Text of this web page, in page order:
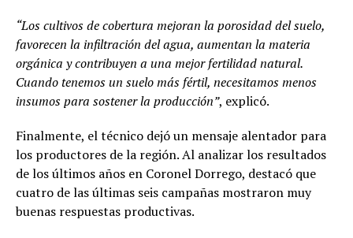
“Los cultivos de cobertura mejoran la porosidad del suelo,
favorecen la infiltración del agua, aumentan la materia
orgánica y contribuyen a una mejor fertilidad natural.
Cuando tenemos un suelo más fértil, necesitamos menos
insumos para sostener la producción”, explicó.
Finalmente, el técnico dejó un mensaje alentador para
los productores de la región. Al analizar los resultados
de los últimos años en Coronel Dorrego, destacó que
cuatro de las últimas seis campañas mostraron muy
buenas respuestas productivas.